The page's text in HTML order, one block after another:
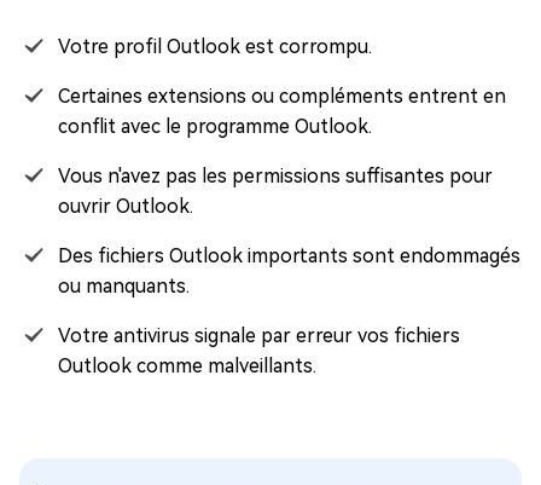
Votre profil Outlook est corrompu.
Certaines extensions ou compléments entrent en
conflit avec le programme Outlook.
Vous n'avez pas les permissions suffisantes pour
ouvrir Outlook.
Des fichiers Outlook importants sont endommagés
ou manquants.
Votre antivirus signale par erreur vos fichiers
Outlook comme malveillants.